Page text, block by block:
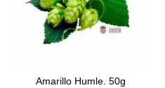
Amarillo Humle. 50g